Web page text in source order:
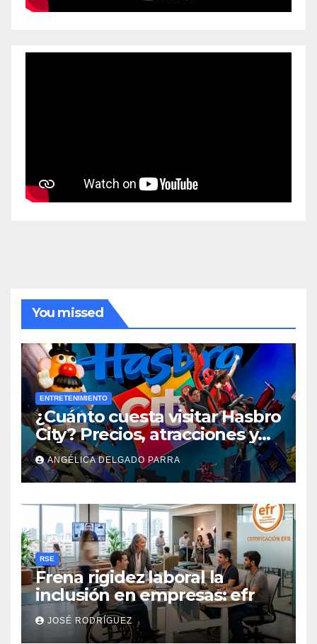
You missed
ENTRETENIMIENTO
¿Cuánto cuesta visitar Hasbro
City? Precios, atracciones y
actividades de Summer Fest
ANGÉLICA DELGADO PARRA
RSE
Frena rigidez laboral la
inclusión en empresas: efr
JOSÉ RODRÍGUEZ